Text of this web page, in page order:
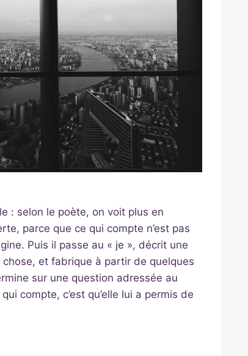
: selon le poète, on voit plus en
parce que ce qui compte n’est pas
Puis il passe au « je », décrit une
et fabrique à partir de quelques
sur une question adressée au
compte, c’est qu’elle lui a permis de